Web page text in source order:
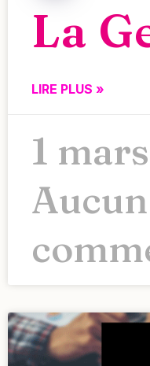
La
LIRE PLUS »
1
Aucun